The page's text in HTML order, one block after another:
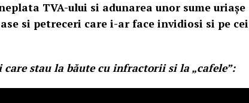
TVA-ului si adunarea unor sume uriașe
si petreceri care i-ar face invidiosi si pe cei
stau la băute cu infractorii si la „cafele”: